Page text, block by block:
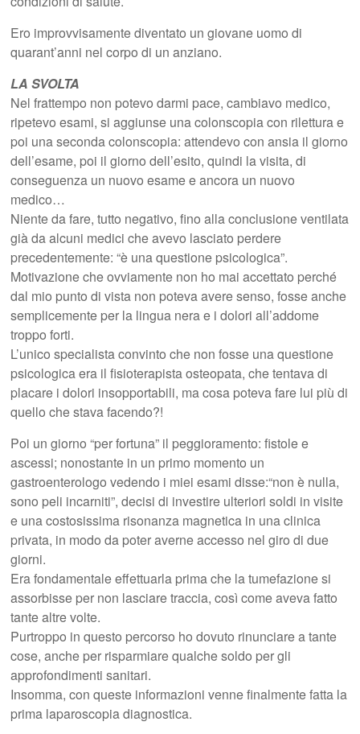
Ero improvvisamente diventato un giovane uomo di
quarant’anni nel corpo di un anziano.
LA SVOLTA
Nel frattempo non potevo darmi pace, cambiavo medico,
ripetevo esami, si aggiunse una colonscopia con rilettura e
poi una seconda colonscopia: attendevo con ansia il giorno
dell’esame, poi il giorno dell’esito, quindi la visita, di
conseguenza un nuovo esame e ancora un nuovo
medico…
Niente da fare, tutto negativo, fino alla conclusione ventilata
già da alcuni medici che avevo lasciato perdere
precedentemente: “è una questione psicologica”.
Motivazione che ovviamente non ho mai accettato perché
dal mio punto di vista non poteva avere senso, fosse anche
semplicemente per la lingua nera e i dolori all’addome
troppo forti.
L’unico specialista convinto che non fosse una questione
psicologica era il fisioterapista osteopata, che tentava di
placare i dolori insopportabili, ma cosa poteva fare lui più di
quello che stava facendo?!
Poi un giorno “per fortuna” il peggioramento: fistole e
ascessi; nonostante in un primo momento un
gastroenterologo vedendo i miei esami disse:“non è nulla,
sono peli incarniti”, decisi di investire ulteriori soldi in visite
e una costosissima risonanza magnetica in una clinica
privata, in modo da poter averne accesso nel giro di due
giorni.
Era fondamentale effettuarla prima che la tumefazione si
assorbisse per non lasciare traccia, così come aveva fatto
tante altre volte.
Purtroppo in questo percorso ho dovuto rinunciare a tante
cose, anche per risparmiare qualche soldo per gli
approfondimenti sanitari.
Insomma, con queste informazioni venne finalmente fatta la
prima laparoscopia diagnostica.